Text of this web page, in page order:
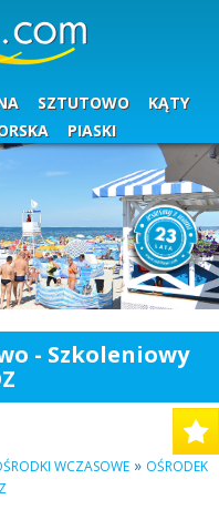
SZTUTOWO
KĄTY
PIASKI
- Szkoleniowy
WCZASOWE » OŚRODEK